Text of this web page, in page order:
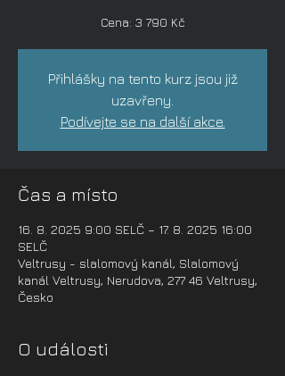
Cena: 3 790 Kč
Přihlášky na tento kurz jsou již
uzavřeny.
Podívejte se na další akce.
Čas a místo
16. 8. 2025 9:00 SELČ – 17. 8. 2025 16:00
SELČ
Veltrusy - slalomový kanál, Slalomový
kanál Veltrusy, Nerudova, 277 46 Veltrusy,
Česko
O události